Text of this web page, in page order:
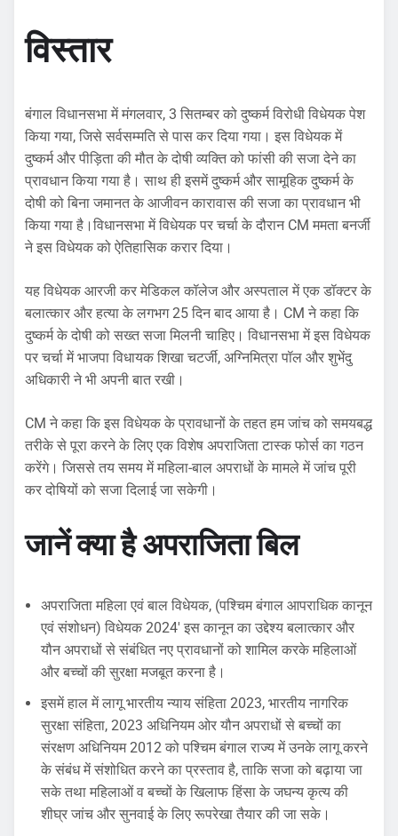
विस्तार
बंगाल विधानसभा में मंगलवार, 3 सितम्बर को दुष्कर्म विरोधी विधेयक पेश
किया गया, जिसे सर्वसम्मति से पास कर दिया गया। इस विधेयक में
दुष्कर्म और पीड़िता की मौत के दोषी व्यक्ति को फांसी की सजा देने का
प्रावधान किया गया है। साथ ही इसमें दुष्कर्म और सामूहिक दुष्कर्म के
दोषी को बिना जमानत के आजीवन कारावास की सजा का प्रावधान भी
किया गया है।विधानसभा में विधेयक पर चर्चा के दौरान CM ममता बनर्जी
ने इस विधेयक को ऐतिहासिक करार दिया।
यह विधेयक आरजी कर मेडिकल कॉलेज और अस्पताल में एक डॉक्टर के
बलात्कार और हत्या के लगभग 25 दिन बाद आया है। CM ने कहा कि
दुष्कर्म के दोषी को सख्त सजा मिलनी चाहिए। विधानसभा में इस विधेयक
पर चर्चा में भाजपा विधायक शिखा चटर्जी, अग्निमित्रा पॉल और शुभेंदु
अधिकारी ने भी अपनी बात रखी।
CM ने कहा कि इस विधेयक के प्रावधानों के तहत हम जांच को समयबद्ध
तरीके से पूरा करने के लिए एक विशेष अपराजिता टास्क फोर्स का गठन
करेंगे। जिससे तय समय में महिला-बाल अपराधों के मामले में जांच पूरी
कर दोषियों को सजा दिलाई जा सकेगी।
जानें क्या है अपराजिता बिल
अपराजिता महिला एवं बाल विधेयक, (पश्चिम बंगाल आपराधिक कानून
एवं संशोधन) विधेयक 2024′ इस कानून का उद्देश्य बलात्कार और
यौन अपराधों से संबंधित नए प्रावधानों को शामिल करके महिलाओं
और बच्चों की सुरक्षा मजबूत करना है।
इसमें हाल में लागू भारतीय न्याय संहिता 2023, भारतीय नागरिक
सुरक्षा संहिता, 2023 अधिनियम ओर यौन अपराधों से बच्चों का
संरक्षण अधिनियम 2012 को पश्चिम बंगाल राज्य में उनके लागू करने
के संबंध में संशोधित करने का प्रस्ताव है, ताकि सजा को बढ़ाया जा
सके तथा महिलाओं व बच्चों के खिलाफ हिंसा के जघन्य कृत्य की
शीघ्र जांच और सुनवाई के लिए रूपरेखा तैयार की जा सके।